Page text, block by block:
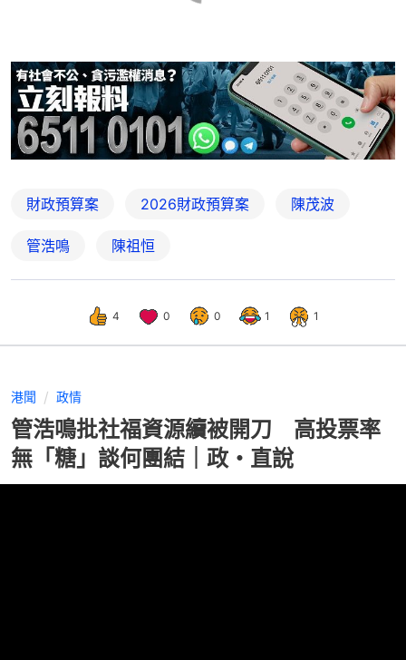
財政預算案 2026財政預算案 陳茂波
管浩鳴 陳祖恒
4 0 0 1 1
港聞 政情
管浩鳴批社福資源續被開刀 高投票率
無「糖」談何團結｜政・直說